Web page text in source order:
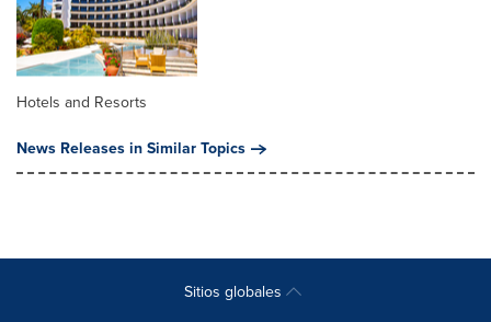
Hotels and Resorts
News Releases in Similar Topics
Sitios globales